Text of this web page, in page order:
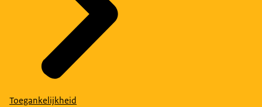
Toegankelijkheid